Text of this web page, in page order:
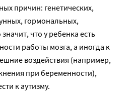
причин: генетических,
гормональных,
что у ребенка есть
работы мозга, а иногда к
воздействия (например,
при беременности),
к аутизму.